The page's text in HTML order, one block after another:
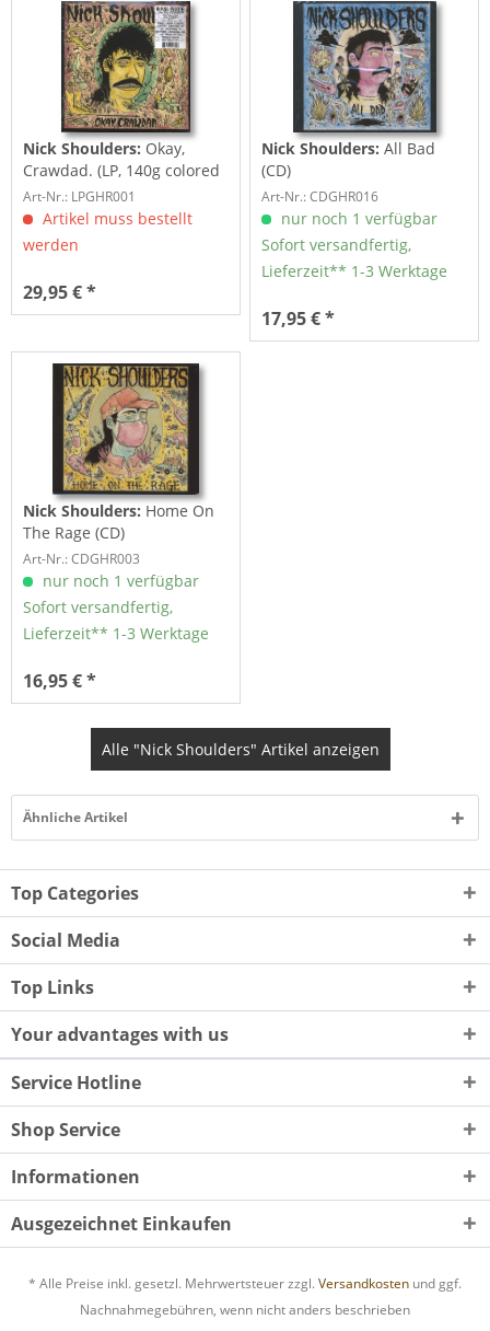
Nick Shoulders: Okay,
Crawdad. (LP, 140g colored
Vinyl)
Art-Nr.: LPGHR001
Artikel muss bestellt
werden
29,95 € *
Nick Shoulders:All Bad
(CD)
Art-Nr.: CDGHR016
nur noch 1 verfügbar
Sofort versandfertig,
Lieferzeit** 1-3 Werktage
17,95 € *
Nick Shoulders: Home On
The Rage (CD)
Art-Nr.: CDGHR003
nur noch 1 verfügbar
Sofort versandfertig,
Lieferzeit** 1-3 Werktage
16,95 € *
Alle "Nick Shoulders" Artikel anzeigen
Ähnliche Artikel
Top Categories
Social Media
Top Links
Your advantages with us
Service Hotline
Shop Service
Informationen
Ausgezeichnet Einkaufen
* Alle Preise inkl. gesetzl. Mehrwertsteuer zzgl. Versandkosten und ggf.
Nachnahmegebühren, wenn nicht anders beschrieben